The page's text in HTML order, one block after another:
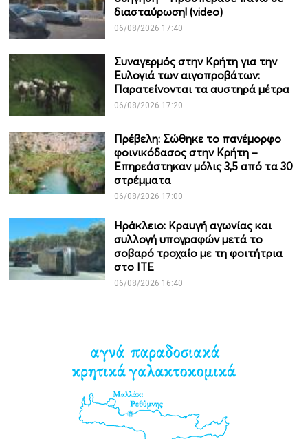
διασταύρωση! (video)
06/08/2026 17:40
Συναγερμός στην Κρήτη για την
Ευλογιά των αιγοπροβάτων:
Παρατείνονται τα αυστηρά μέτρα
06/08/2026 17:20
Πρέβελη: Σώθηκε το πανέμορφο
φοινικόδασος στην Κρήτη –
Επηρεάστηκαν μόλις 3,5 από τα 30
στρέμματα
06/08/2026 17:00
Ηράκλειο: Κραυγή αγωνίας και
συλλογή υπογραφών μετά το
σοβαρό τροχαίο με τη φοιτήτρια
στο ΙΤΕ
06/08/2026 16:40